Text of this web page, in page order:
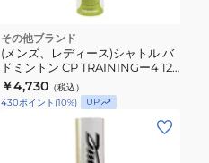
その他ブランド
(メンズ、レディース)シャトル バ
ドミントン CP TRAININGー4 12
球入り CP-1509-NO4
￥4,730 （税込）
430ポイント (10%) UP